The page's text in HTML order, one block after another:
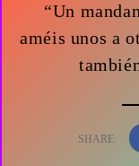
“Un
améis unos a